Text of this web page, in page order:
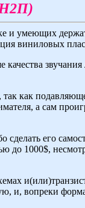
и умеющих
виниловых
качества
так как
а сам
его
до 1000$,
и, вопреки